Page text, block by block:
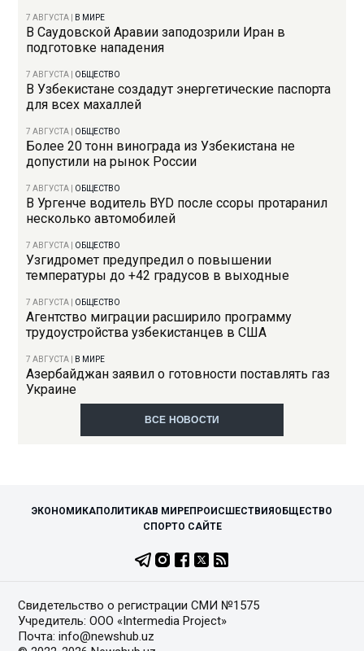
7 АВГУСТА В МИРЕ
В Саудовской Аравии заподозрили Иран в
подготовке нападения
7 АВГУСТА ОБЩЕСТВО
В Узбекистане создадут энергетические паспорта
для всех махаллей
7 АВГУСТА ОБЩЕСТВО
Более 20 тонн винограда из Узбекистана не
допустили на рынок России
7 АВГУСТА ОБЩЕСТВО
В Ургенче водитель BYD после ссоры протаранил
несколько автомобилей
7 АВГУСТА ОБЩЕСТВО
Узгидромет предупредил о повышении
температуры до +42 градусов в выходные
7 АВГУСТА ОБЩЕСТВО
Агентство миграции расширило программу
трудоустройства узбекистанцев в США
7 АВГУСТА В МИРЕ
Азербайджан заявил о готовности поставлять газ
Украине
ВСЕ НОВОСТИ
ЭКОНОМИКАПОЛИТИКАВ МИРЕПРОИСШЕСТВИЯ ОБЩЕСТВО
СПОРТО САЙТЕ
Свидетельство о регистрации СМИ №1575
Учредитель: ООО «Intermedia Project»
Почта: info@newshub.uz